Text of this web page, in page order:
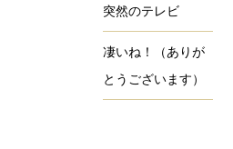
突然のテレビ
凄いね！（ありが
とうございます）